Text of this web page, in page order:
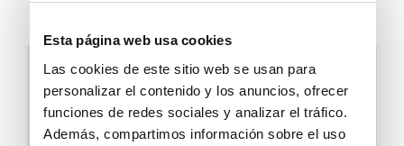
Esta página web usa cookies
Las cookies de este sitio web se usan para
personalizar el contenido y los anuncios, ofrecer
funciones de redes sociales y analizar el tráfico.
Además, compartimos información sobre el uso